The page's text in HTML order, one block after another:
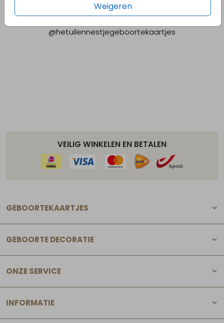
Weigeren
Volg ons op Instagram!
@hetuilennestjegeboortekaartjes
VEILIG WINKELEN EN BETALEN
GEBOORTEKAARTJES
GEBOORTE DECORATIE
ONZE SERVICE
INFORMATIE